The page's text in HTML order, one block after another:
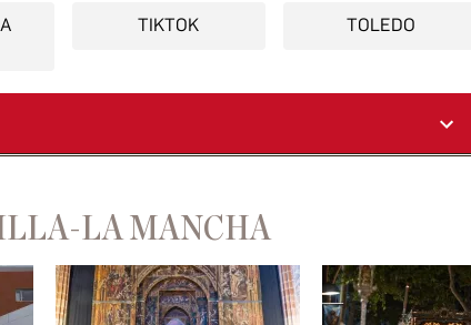
TIKTOK TOLEDO
LA MANCHA